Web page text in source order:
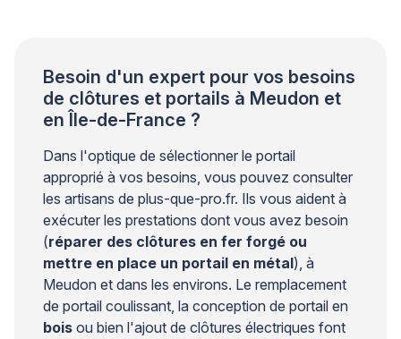
Besoin d'un expert pour vos besoins
de clôtures et portails à Meudon et
en Île-de-France ?
Dans l'optique de sélectionner le portail
approprié à vos besoins, vous pouvez consulter
les artisans de plus-que-pro.fr. Ils vous aident à
exécuter les prestations dont vous avez besoin
(réparer des clôtures en fer forgé ou
mettre en place un portail en métal), à
Meudon et dans les environs. Le remplacement
de portail coulissant, la conception de portail en
bois ou bien l'ajout de clôtures électriques font